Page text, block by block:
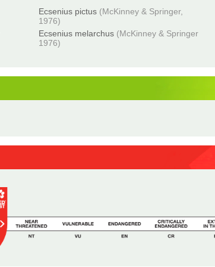
Ecsenius pictus (McKinney & Springer,
1976)
Ecsenius melarchus (McKinney & Springer
1976)